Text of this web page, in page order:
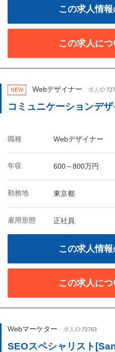
この求人情
この求人に
NEW Webデザイナー 求人ID:
コミュニケーションデ
職種 Webデザイナー
年収 600～800万円
勤務地 東京都
雇用形態 正社員
この求人情
この求人に
Webマーケター 求人ID:72763
SEOスペシャリスト